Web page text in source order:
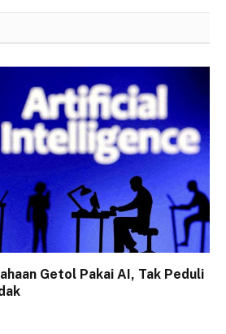
Getol Pakai AI, Tak Peduli